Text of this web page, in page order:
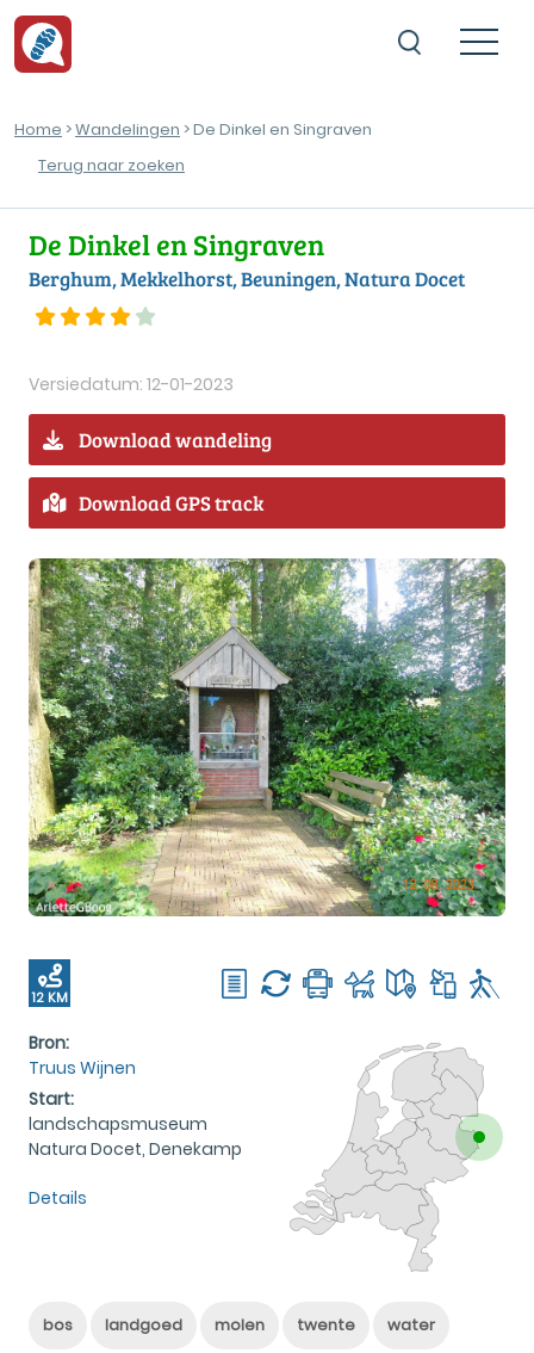
Home >Wandelingen > De Dinkel en Singraven
Terug naar zoeken
De Dinkel en Singraven
Berghum, Mekkelhorst, Beuningen, Natura Docet
Versiedatum: 12-01-2023
Download wandeling
Download GPS track
12 KM
Bron:
Truus Wijnen
Start:
landschapsmuseum
Natura Docet, Denekamp
Details
bos landgoed molen twente water